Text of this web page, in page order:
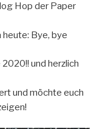
Hop der Paper
heute: Bye, bye
und herzlich
und möchte euch